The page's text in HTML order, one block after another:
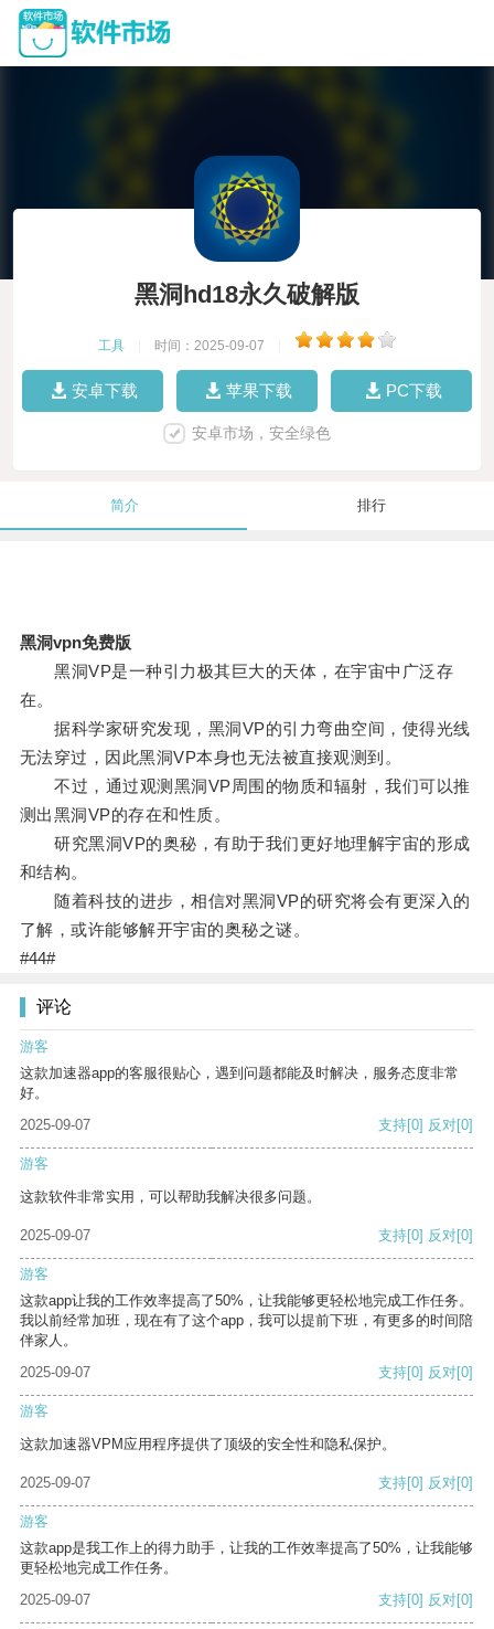
黑洞hd18永久破解版
工具 时间：2025-09-07
安卓下载 苹果下载 PC下载
安卓市场，安全绿色
简介 排行
黑洞vpn免费版
黑洞VP是一种引力极其巨大的天体，在宇宙中广泛存
在。
据科学家研究发现，黑洞VP的引力弯曲空间，使得光线
无法穿过，因此黑洞VP本身也无法被直接观测到。
不过，通过观测黑洞VP周围的物质和辐射，我们可以推
测出黑洞VP的存在和性质。
研究黑洞VP的奥秘，有助于我们更好地理解宇宙的形成
和结构。
随着科技的进步，相信对黑洞VP的研究将会有更深入的
了解，或许能够解开宇宙的奥秘之谜。
#44#
评论
游客
这款加速器app的客服很贴心，遇到问题都能及时解决，服务态度非常
好。
2025-09-07
支持[0] 反对[0]
游客
这款软件非常实用，可以帮助我解决很多问题。
2025-09-07 支持[0] 反对[0]
游客
这款app让我的工作效率提高了50%，让我能够更轻松地完成工作任务。
我以前经常加班，现在有了这个app，我可以提前下班，有更多的时间陪
伴家人。
2025-09-07
支持[0] 反对[0]
游客
这款加速器VPM应用程序提供了顶级的安全性和隐私保护。
2025-09-07 支持[0] 反对[0]
游客
这款app是我工作上的得力助手，让我的工作效率提高了50%，让我能够
更轻松地完成工作任务。
2025-09-07
支持[0] 反对[0]